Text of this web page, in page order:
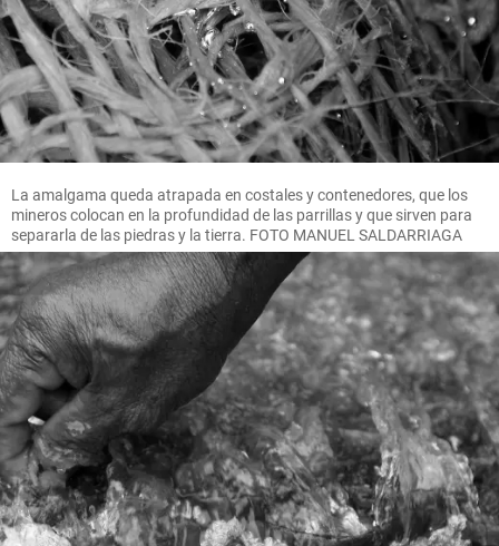
La amalgama queda atrapada en costales y contenedores, que los
mineros colocan en la profundidad de las parrillas y que sirven para
separarla de las piedras y la tierra. FOTO MANUEL SALDARRIAGA